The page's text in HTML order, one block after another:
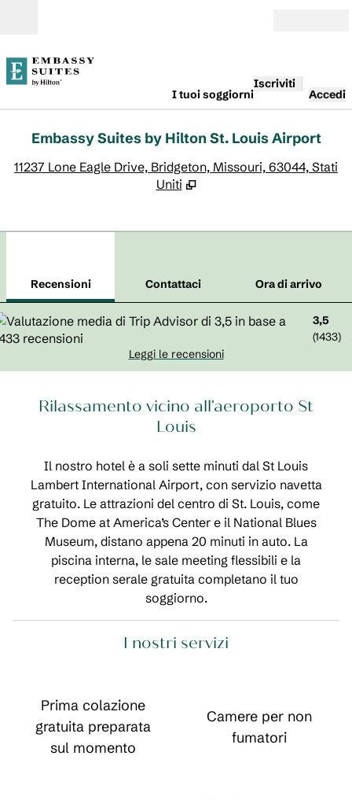
I tuoi soggiorni
Iscriviti
Accedi
Embassy Suites by Hilton St. Louis Airport
11237 Lone Eagle Drive, Bridgeton, Missouri, 63044, Stati
Uniti
Recensioni Contattaci
Ora di arrivo
3,5
(1433)
Leggi le recensioni
Rilassamento vicino all'aeroporto St
Louis
Il nostro hotel è a soli sette minuti dal St Louis
Lambert International Airport, con servizio navetta
gratuito. Le attrazioni del centro di St. Louis, come
The Dome at America’s Center e il National Blues
Museum, distano appena 20 minuti in auto. La
piscina interna, le sale meeting flessibili e la
reception serale gratuita completano il tuo
soggiorno.
I nostri servizi
Prima colazione
gratuita preparata
sul momento
Camere per non
fumatori